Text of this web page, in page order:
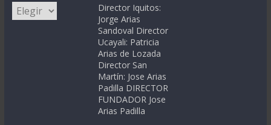
Categorías
Director Iquitos:
Jorge Arias
Sandoval Director
Ucayali: Patricia
Arias de Lozada
Director San
Martín: Jose Arias
Padilla DIRECTOR
FUNDADOR Jose
Arias Padilla